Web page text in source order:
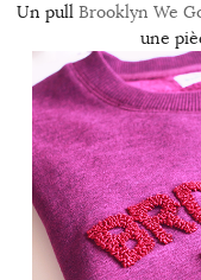
Un pull Brooklyn We
une